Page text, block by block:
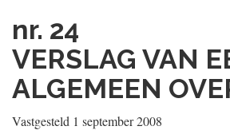
nr. 24
VERSLAG VAN
ALGEMEEN
Vastgesteld 1 september 2008